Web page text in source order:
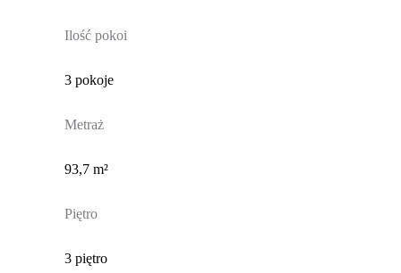
Ilość pokoi
3 pokoje
Metraż
93,7 m²
Piętro
3 piętro